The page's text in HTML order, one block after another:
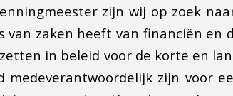
zijn wij op zoek
van zaken heeft van financiën en
in beleid voor de korte en
medeverantwoordelijk zijn voor